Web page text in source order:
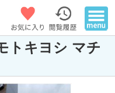
トキヨシ マチ